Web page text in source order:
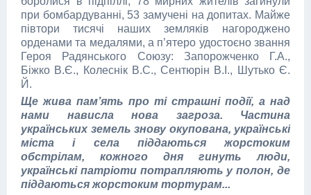
при бомбардуванні, 53 замучені на допитах. Майже
півтори тисячі наших земляків нагороджено
орденами та медалями, а п’ятеро удостоєно звання
Героя Радянського Союзу: Запорожченко Г.А.,
Біжко В.Є., Колеснік В.С., Сентюрін В.І., Шут­ько Є.
Й.
Ще жива пам’ять про ті страшні події, а над
нами нависла нова загроза. Частина
українських земель знову окупована, українські
міста і села піддаються жорстоким
обстрілам, кожного дня гинуть люди,
українські патріоти потрапляють у полон, де
піддаються жорстоким тортурам...